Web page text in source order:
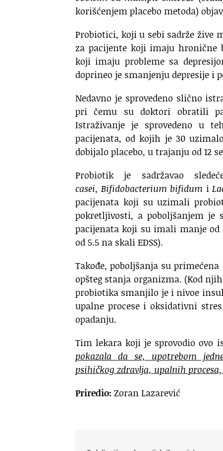
korišćenjem placebo metoda)
Probiotici, koji u sebi sadrže žive
za pacijente koji imaju hronične
koji imaju probleme sa
doprineo je smanjenju depresije i
Nedavno je sprovedeno slično
pri čemu su doktori obratili
Istraživanje je sprovedeno u
pacijenata, od kojih je 30
dobijalo placebo, u trajanju od 12
Probiotik je sadržavao
casei, Bifidobacterium bifidum i
pacijenata koji su uzimali
pokretljivosti, a poboljšanjem je
pacijenata koji su imali manje
od 5.5 na skali EDSS).
Takođe, poboljšanja su
opšteg stanja organizma. (Kod
probiotika smanjilo je i nivoe
upalne procese i oksidativni
opadanju.
Tim lekara koji je sprovodio ovo
pokazala da se, upotrebom
psihičkog zdravlja, upalnih
Priredio: Zoran Lazarević